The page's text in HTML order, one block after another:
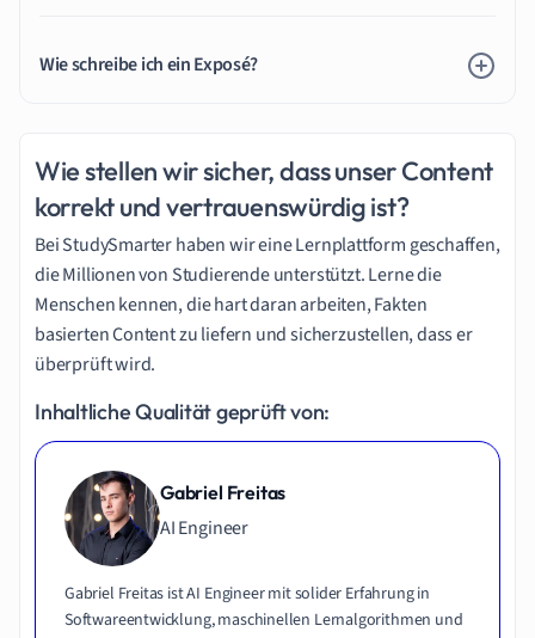
Wie schreibe ich ein Exposé?
Wie stellen wir sicher, dass unser Content
korrekt und vertrauenswürdig ist?
Bei StudySmarter haben wir eine Lernplattform geschaffen,
die Millionen von Studierende unterstützt. Lerne die
Menschen kennen, die hart daran arbeiten, Fakten
basierten Content zu liefern und sicherzustellen, dass er
überprüft wird.
Inhaltliche Qualität geprüft von:
Gabriel Freitas
AI Engineer
Gabriel Freitas ist AI Engineer mit solider Erfahrung in
Softwareentwicklung, maschinellen Lernalgorithmen und